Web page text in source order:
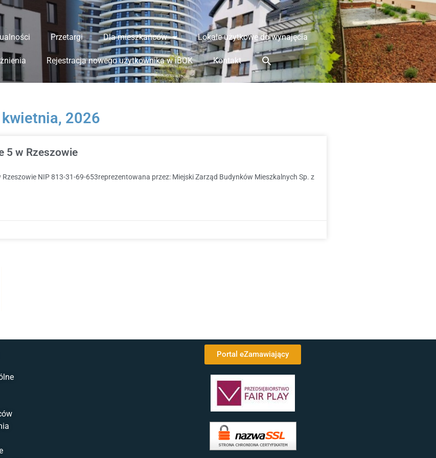
Przetargi Dla mieszkańców Lokale użytkowe do wynajęcia
Rejestracja nowego użytkownika w iBOK Kontakt
2026
5 w Rzeszowie
NIP 813-31-69-653reprezentowana przez: Miejski Zarząd Budynków Mieszkalnych Sp. z
Portal eZamawiający